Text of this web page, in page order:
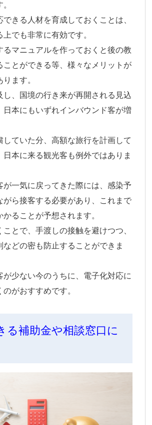
できる人材を育成しておくことは、
でも非常に有効です。
るマニュアルを作っておくと後の教
ことができる等、様々なメリットが
ます。
し、国境の行き来が再開される見込
日本にもいずれインバウンド客が増
していた分、高額な旅行を計画して
日本に来る観光客も例外ではありま
が一気に戻ってきた際には、感染予
がら接客する必要があり、これまで
かることが予想されます。
ことで、手渡しの接触を避けつつ、
などの密も防止することができま
が少ない今のうちに、電子化対応に
がおすすめです。
る補助金や相談窓口に